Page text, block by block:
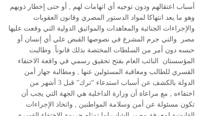
أسباب اعتقالهم ودون توجيه أي اتهامات لهم , أو حتى إخطار ذويهم
وهو ما يعد انتهاكا لمواد الدستور المصري وقانون العقوبات
والإجراءات الجنائية والمعاهدات والمواثيق الدولية التي وقعت عليها
مصر والتي جرم المشرع في نصوصها القبض علي أي إنسان أو
حبسه دون أمر من السلطات المختصة بذلك قانوناً. وطالبت
المؤسستان النائب العام بفتح تحقيق رسمي في واقعة الاختفاء
القسري للطالب ومعاقبة المسئولين عنها , ومطالبة جهاز أمن
الدولة بالكشف عن أسباب استدعاء “ترك” قبل 3 أشهر من
اختفاءه , مع مراعاة أن وزارة الداخلية هي الجهة التي يجب أن
تكون مسئولة عن أمن وسلامة المواطنين , واتخاذ الإجراءات